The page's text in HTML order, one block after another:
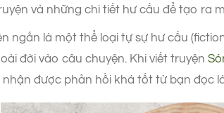
và những chi tiết hư cấu để tạo ra
ngắn là một thể loại tự sự hư cấu
đời vào câu chuyện. Khi viết truyện
được phản hồi khá tốt từ bạn đọc